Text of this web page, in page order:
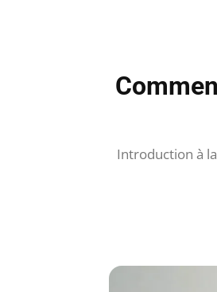
Introduction à